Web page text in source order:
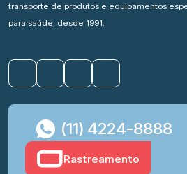
transporte de produtos e equipamentos
para saúde, desde 1991.
(11) 4224-8888
Rastreamento